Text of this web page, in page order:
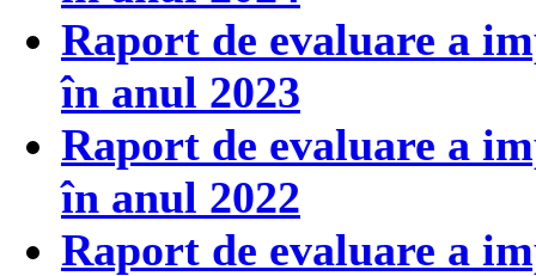
Raport de evaluare a
în anul 2023
Raport de evaluare a
în anul 2022
Raport de evaluare a